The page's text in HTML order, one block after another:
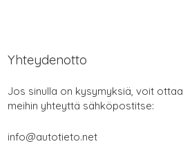
Yhteydenotto
Jos sinulla on kysymyksiä, voit ottaa
meihin yhteyttä sähköpostitse:
info@autotieto.net